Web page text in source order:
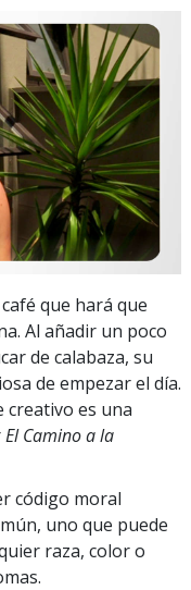
que hará que
Al añadir un poco
de calabaza, su
de empezar el día.
es una
El Camino a la
código moral
uno que puede
raza, color o